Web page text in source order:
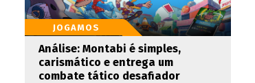
JOGAMOS
Análise: Montabi é simples,
carismático e entrega um
combate tático desafiador